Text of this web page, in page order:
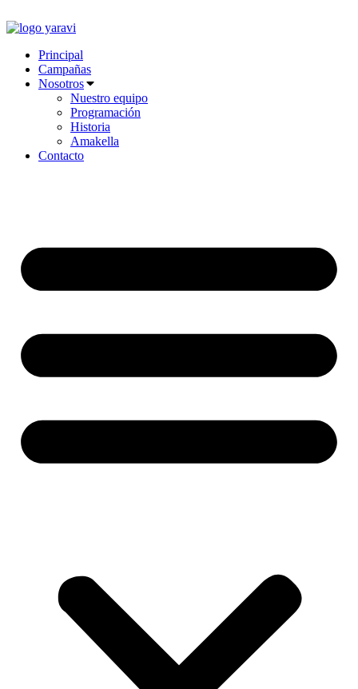
al
Principal
Campañas
Nosotros
Nuestro equipo
Programación
Historia
Amakella
Contacto